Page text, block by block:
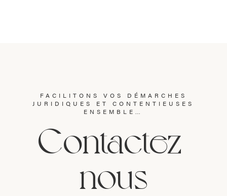
FACILITONS VOS DÉMARCHES
JURIDIQUES ET CONTENTIEUSES
ENSEMBLE…
Contactez-
nous